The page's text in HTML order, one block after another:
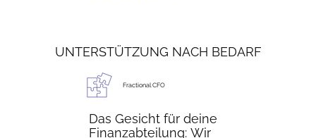
UNTERSTÜTZUNG NACH BEDARF
Fractional CFO
Das Gesicht für deine
Finanzabteilung: Wir